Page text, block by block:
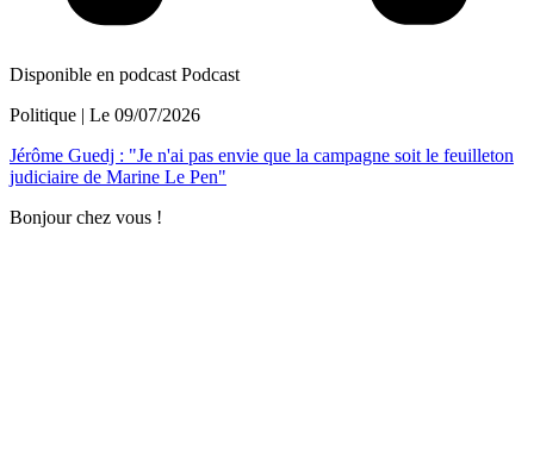
Disponible en podcast Podcast
Politique | Le 09/07/2026
Jérôme Guedj : "Je n'ai pas envie que la campagne soit le feuilleton
judiciaire de Marine Le Pen"
Bonjour chez vous !